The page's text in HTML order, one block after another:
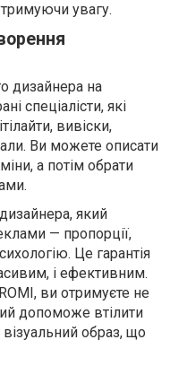
увагу.
дизайнера на
спеціалісти, які
вивіски,
Ви можете описати
а потім обрати
який
— пропорції,
Це гарантія
і ефективним.
ви отримуєте не
допоможе втілити
образ, що